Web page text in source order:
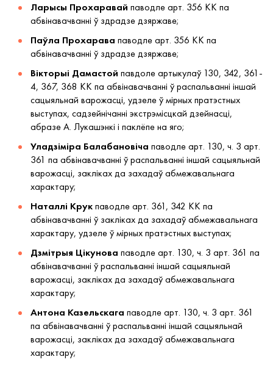
Ларысы Прохаравай паводле арт. 356 КК па
абвінавачванні ў здрадзе дзяржаве;
Паўла Прохарава паводле арт. 356 КК па
абвінавачванні ў здрадзе дзяржаве;
Вікторыі Дамастой павдоле артыкулаў 130, 342, 361-
4, 367, 368 КК па абвінавачванні ў распальванні іншай
сацыяльнай варожасці, удзеле ў мірных пратэстных
выступах, садзейнічанні экстрэмісцкай дзейнасці,
абразе А. Лукашэнкі і паклёпе на яго;
Уладзіміра Балабановіча паводле арт. 130, ч. 3 арт.
361 па абвінавачванні ў распальванні іншай сацыяльнай
варожасці, закліках да захадаў абмежавальнага
характару;
Наталлі Крукпаводле арт. 361, 342 КК па
абвінавачванні ў закліках да захадаў абмежавальнага
характару, удзеле ў мірных пратэстных выступах;
Дзмітрыя Цікунова паводле арт. 130, ч. 3 арт. 361 па
абвінавачванні ў распальванні іншай сацыяльнай
варожасці, закліках да захадаў абмежавальнага
характару;
Антона Казельскага паводле арт. 130, ч. 3 арт. 361
па абвінавачванні ў распальванні іншай сацыяльнай
варожасці, закліках да захадаў абмежавальнага
характару;